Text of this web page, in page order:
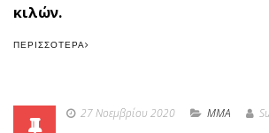
κιλών.
ΠΕΡΙΣΣΌΤΕΡΑ
27 Νοεμβρίου 2020 MMA